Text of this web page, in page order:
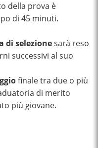
della prova è
di 45 minuti.
di selezionesarà reso
successivi al suo
finale tra due o più
di merito
più giovane.